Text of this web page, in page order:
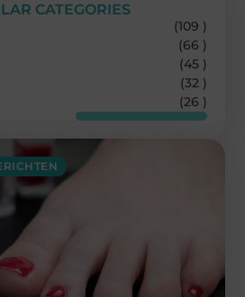
CATEGORIES
(109 )
(66 )
(45 )
(32 )
(26 )